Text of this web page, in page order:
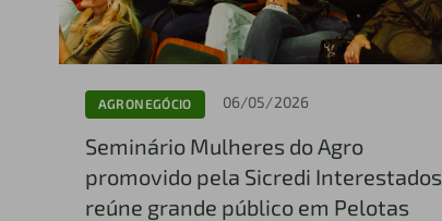
AGRONEGÓCIO 06/05/2026
Seminário Mulheres do Agro
promovido pela Sicredi Interestados
reúne grande público em Pelotas